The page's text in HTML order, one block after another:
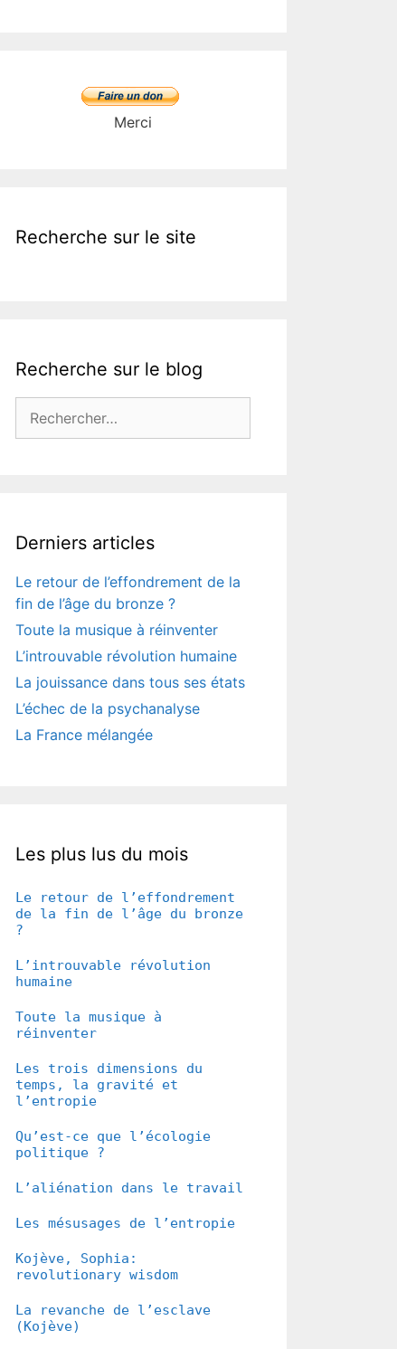
b
Merci
Recherche sur le site
Recherche sur le blog
Derniers articles
Le retour de l’effondrement de la
fin de l’âge du bronze ?
Toute la musique à réinventer
L’introuvable révolution humaine
La jouissance dans tous ses états
L’échec de la psychanalyse
La France mélangée
Les plus lus du mois
Le retour de l’effondrement
de la fin de l’âge du bronze
?
L’introuvable révolution
humaine
Toute la musique à
réinventer
Les trois dimensions du
temps, la gravité et
l’entropie
Qu’est-ce que l’écologie
politique ?
L’aliénation dans le travail
Les mésusages de l’entropie
Kojève, Sophia:
revolutionary wisdom
La revanche de l’esclave
(Kojève)